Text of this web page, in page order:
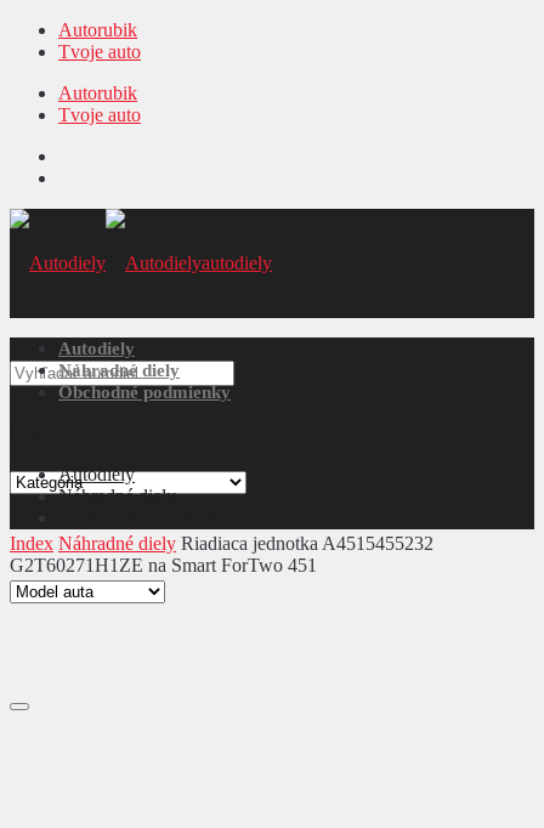
Autorubik
Tvoje auto
Autorubik
Tvoje auto
autodiely
Autodiely
Náhradné diely
Obchodné podmienky
Autodiely
Náhradné diely
Index Náhradné diely Riadiaca jednotka A4515455232
G2T60271H1ZE na Smart ForTwo 451